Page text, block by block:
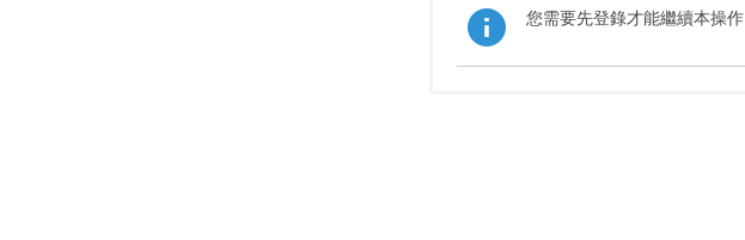
您需要先登錄才能繼續本操作